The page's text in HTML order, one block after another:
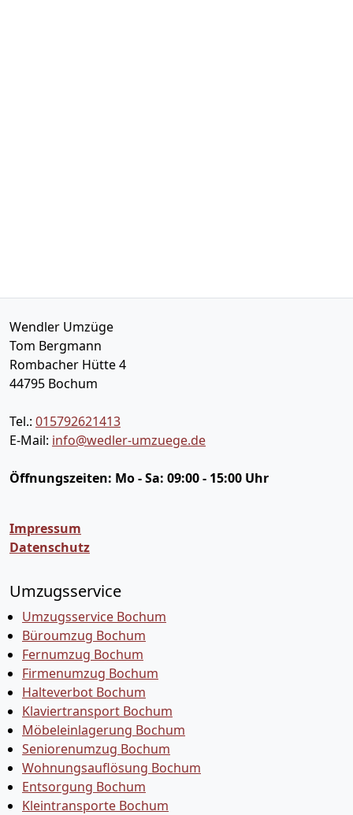
Wendler Umzüge
Tom Bergmann
Rombacher Hütte 4
44795 Bochum
Tel.: 015792621413
E-Mail: info@wedler-umzuege.de
Öffnungszeiten: Mo - Sa: 09:00 - 15:00 Uhr
Impressum
Datenschutz
Umzugsservice
Umzugsservice Bochum
Büroumzug Bochum
Fernumzug Bochum
Firmenumzug Bochum
Halteverbot Bochum
Klaviertransport Bochum
Möbeleinlagerung Bochum
Seniorenumzug Bochum
Wohnungsauflösung Bochum
Entsorgung Bochum
Kleintransporte Bochum